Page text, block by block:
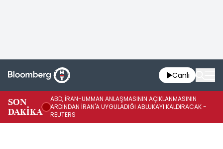
Canlı
SON
DAKİKA
ABD, İRAN-UMMAN ANLAŞMASININ AÇIKLANMASININ
ARDINDAN İRAN'A UYGULADIĞI ABLUKAYI KALDIRACAK -
REUTERS